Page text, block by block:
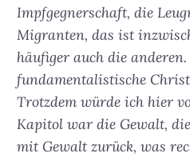
Impfgegnerschaft, die
Migranten, das ist
häufiger auch die
fundamentalistische
Trotzdem würde ich hier
Kapitol war die Gewalt,
mit Gewalt zurück, was